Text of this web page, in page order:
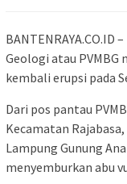
Geologi atau PVMBG
kembali erupsi pada
Dari pos pantau
Kecamatan
Lampung Gunung
menyemburkan abu